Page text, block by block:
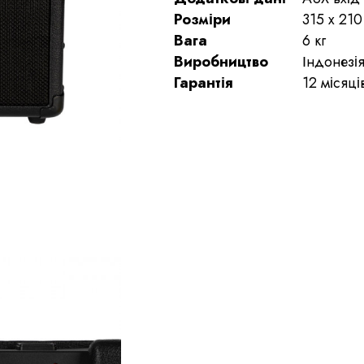
Розміри
315 x
Вага
6 кг
Виробництво
Індонезія
Гарантія
12